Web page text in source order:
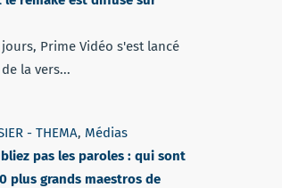
Prime Vidéo s'est lancé
la vers...
- THEMA, Médias
pas les paroles : qui sont
plus grands maestros de